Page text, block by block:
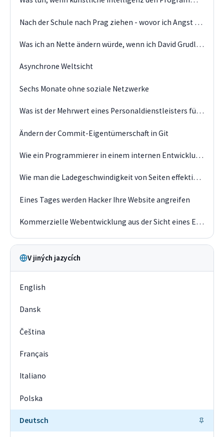
Nach der Schule nach Prag ziehen - wovor ich Angst hatte
Was ich an Nette ändern würde, wenn ich David Grudl wäre
Asynchrone Weltsicht
Sechs Monate ohne soziale Netzwerke
Was ist der Mehrwert eines Personaldienstleisters für das Geschäft des IT-Kunden?
Ändern der Commit-Eigentümerschaft in Git
Wie ein Programmierer in einem internen Entwicklungsteam lebt
Wie man die Ladegeschwindigkeit von Seiten effektiv optimiert
Eines Tages werden Hacker Ihre Website angreifen
Kommerzielle Webentwicklung aus der Sicht eines Entwicklers im Jahr 2019
V jiných jazycích
English
Dansk
Čeština
Français
Italiano
Polska
Deutsch